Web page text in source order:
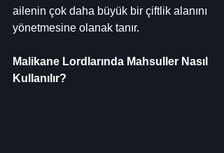
ailenin çok daha büyük bir çiftlik alanını
yönetmesine olanak tanır.
Malikane Lordlarında Mahsuller Nasıl
Kullanılır?